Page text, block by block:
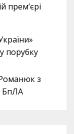
прем’єрі
порубку
з
БпЛА